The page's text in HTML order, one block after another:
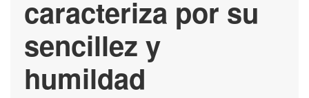
caracteriza por su
sencillez y
humildad